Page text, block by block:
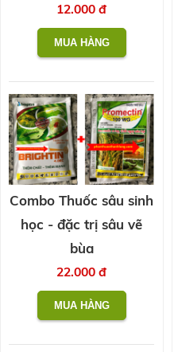
12.000 đ
Combo Thuốc sâu sinh
học - đặc trị sâu vẽ
bùa
22.000 đ